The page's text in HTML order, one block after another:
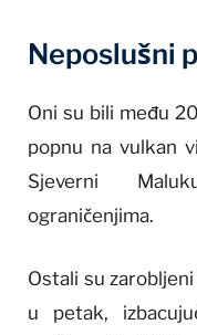
Neposlušni
Oni su bili među
popnu na vulkan
Sjeverni
ograničenjima.
Ostali su
u petak,